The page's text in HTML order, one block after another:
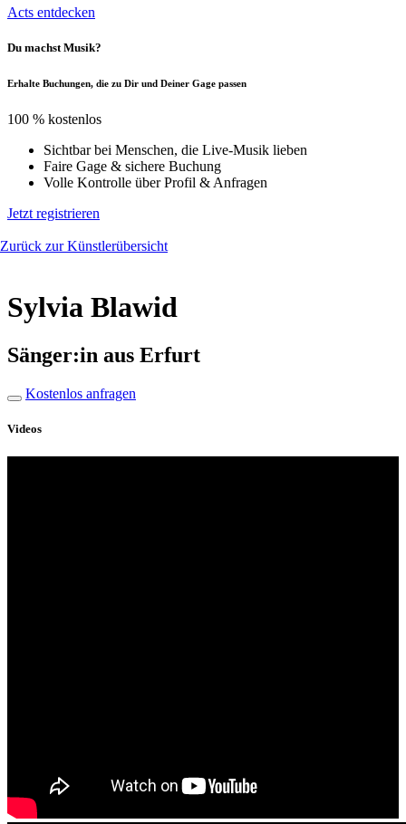
Acts entdecken
Du machst Musik?
Erhalte Buchungen, die zu Dir und Deiner Gage passen
100 % kostenlos
Sichtbar bei Menschen, die Live-Musik lieben
Faire Gage & sichere Buchung
Volle Kontrolle über Profil & Anfragen
Jetzt registrieren
Zurück zur Künstlerübersicht
Sylvia Blawid
Sänger:in aus Erfurt
Kostenlos anfragen
Videos